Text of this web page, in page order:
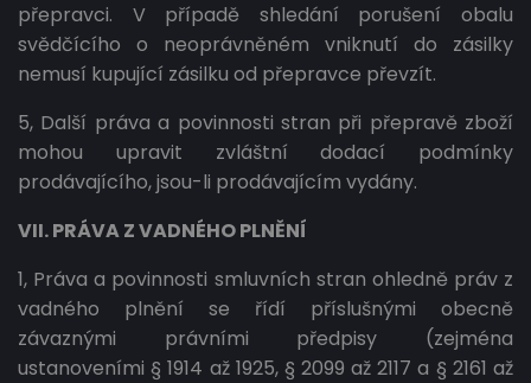
přepravci. V případě shledání porušení obalu
svědčícího o neoprávněném vniknutí do zásilky
nemusí kupující zásilku od přepravce převzít.
5, Další práva a povinnosti stran při přepravě zboží
mohou upravit zvláštní dodací podmínky
prodávajícího, jsou-li prodávajícím vydány.
VII. PRÁVA Z VADNÉHO PLNĚNÍ
1, Práva a povinnosti smluvních stran ohledně práv z
vadného plnění se řídí příslušnými obecně
závaznými právními předpisy (zejména
ustanoveními § 1914 až 1925, § 2099 až 2117 a § 2161 až